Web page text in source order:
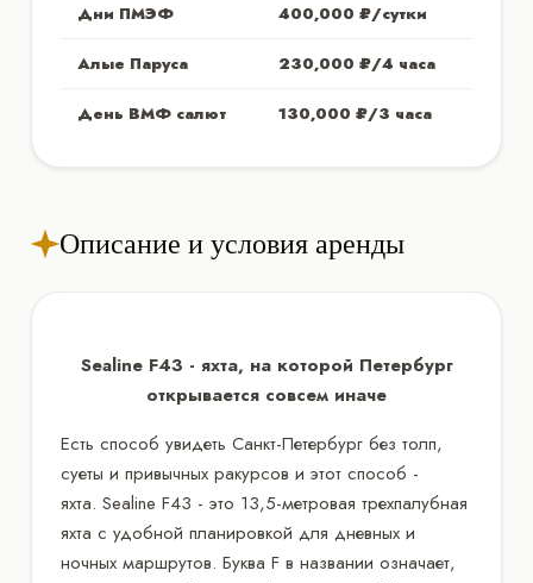
Дни ПМЭФ 400,000 ₽/сутки
Алые Паруса 230,000 ₽/4 часа
День ВМФ салют 130,000 ₽/3 часа
Описание и условия аренды
Sealine F43 - яхта, на которой Петербург
открывается совсем иначе
Есть способ увидеть Санкт-Петербург без толп,
суеты и привычных ракурсов и этот способ -
яхта. Sealine F43 - это 13,5-метровая трехпалубная
яхта с удобной планировкой для дневных и
ночных маршрутов. Буква F в названии означает,